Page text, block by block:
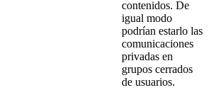
contenidos. De
igual modo
podrían estarlo las
comunicaciones
privadas en
grupos cerrados
de usuarios.